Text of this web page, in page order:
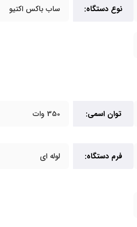
نوع دستگاه: ساب باکس اکتیو
توان اسمی: 350 وات
فرم دستگاه: لوله ای